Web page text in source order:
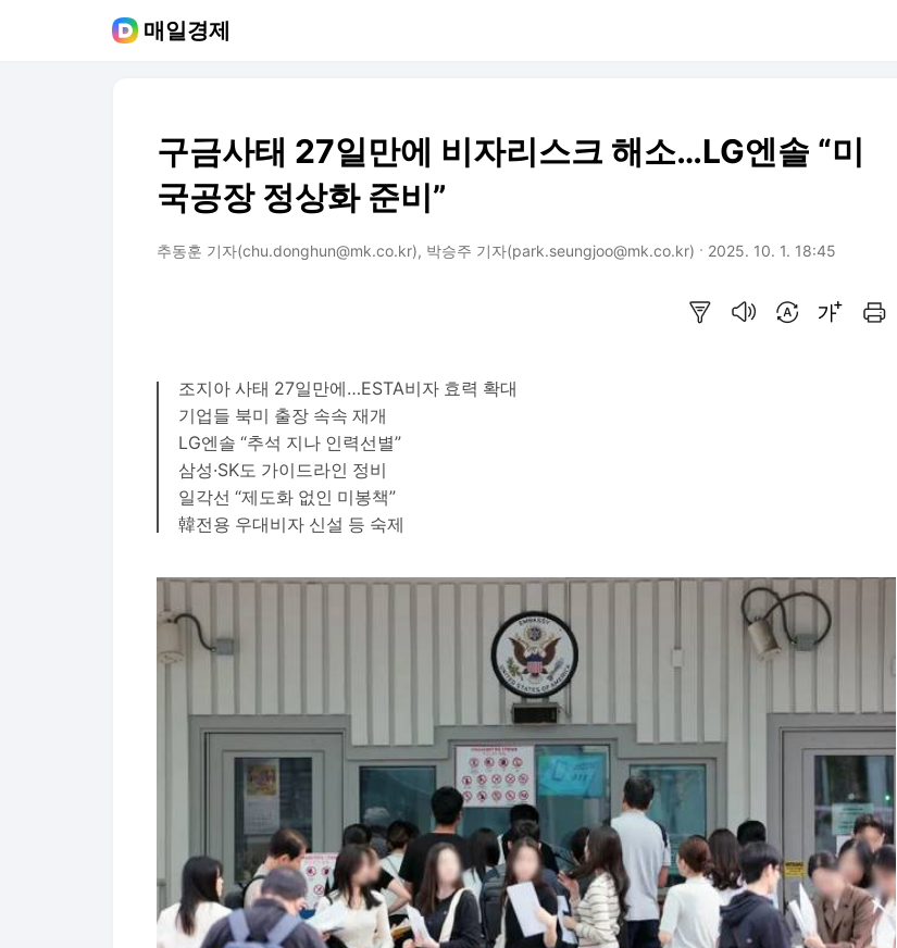
매일경제
구금사태 27일만에 비자리스크 해소…LG엔솔 “미
국공장 정상화 준비”
추동훈 기자(chu.donghun@mk.co.kr), 박승주 기자(park.seungjoo@mk.co.kr) 2025. 10. 1. 18:45
조지아 사태 27일만에…ESTA비자 효력 확대
기업들 북미 출장 속속 재개
LG엔솔 “추석 지나 인력선별”
삼성·SK도 가이드라인 정비
일각선 “제도화 없인 미봉책”
韓전용 우대비자 신설 등 숙제